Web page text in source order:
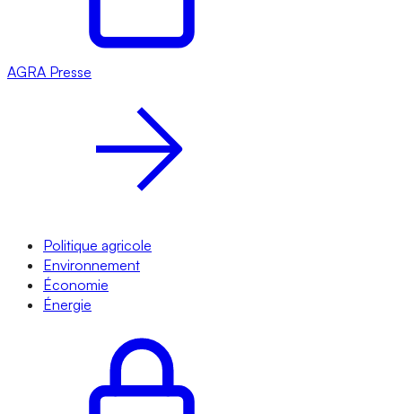
AGRA Presse
Politique agricole
Environnement
Économie
Énergie